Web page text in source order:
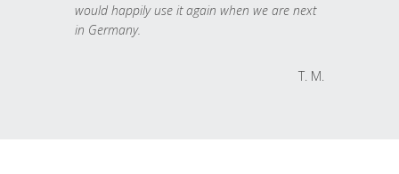
would happily use it again when we are next
in Germany.
T. M.